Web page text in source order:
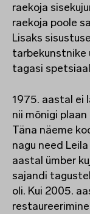
raekoja
raekoja poole
Lisaks
tarbekunstnike
tagasi
1975. aastal ei
nii mõnigi
Täna näeme
nagu need
aastal ümber
sajandi
oli. Kui 2005.